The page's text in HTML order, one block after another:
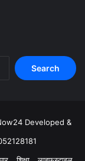
Developed &